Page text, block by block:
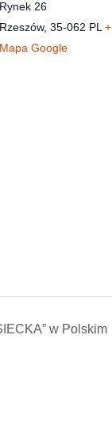
Rynek 26
Rzeszów, 35-062 PL +
Mapa Google
w Polskim